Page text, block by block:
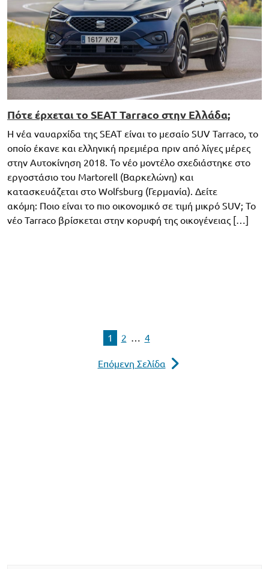
Πότε έρχεται το SEAT Tarraco στην Ελλάδα;
Η νέα ναυαρχίδα της SEAT είναι το μεσαίο SUV Tarraco, το
οποίο έκανε και ελληνική πρεμιέρα πριν από λίγες μέρες
στην Αυτοκίνηση 2018. Το νέο μοντέλο σχεδιάστηκε στο
εργοστάσιο του Martorell (Βαρκελώνη) και
κατασκευάζεται στο Wolfsburg (Γερμανία). Δείτε
ακόμη: Ποιο είναι το πιο οικονομικό σε τιμή μικρό SUV; Το
νέο Tarraco βρίσκεται στην κορυφή της οικογένειας […]
1 2 … 4
Επόμενη Σελίδα